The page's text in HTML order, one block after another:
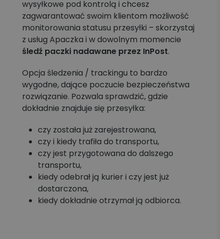
wysyłkowe pod kontrolą i chcesz
zagwarantować swoim klientom możliwość
monitorowania statusu przesyłki – skorzystaj
z usług Apaczka i w dowolnym momencie
śledź paczki nadawane przez InPost.
Opcja śledzenia / trackingu to bardzo
wygodne, dające poczucie bezpieczeństwa
rozwiązanie. Pozwala sprawdzić, gdzie
dokładnie znajduje się przesyłka:
czy została już zarejestrowana,
czy i kiedy trafiła do transportu,
czy jest przygotowana do dalszego
transportu,
kiedy odebrał ją kurier i czy jest już
dostarczona,
kiedy dokładnie otrzymał ją odbiorca.